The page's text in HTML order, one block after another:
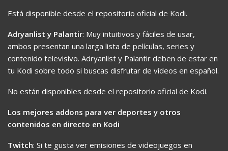
Está disponible desde el repositorio oficial de Kodi.
Adryanlist y Palantir: Muy intuitivos y fáciles de usar,
ambos presentan una larga lista de películas, series y
contenido televisivo. Adryanlist y Palantir deben de estar en
tu Kodi sobre todo si buscas disfrutar de vídeos en español.
No están disponibles desde el repositorio oficial de Kodi.
Los mejores addons para ver deportes y otros
contenidos en directo en Kodi
Twitch: Si te gusta ver emisiones de videojuegos en